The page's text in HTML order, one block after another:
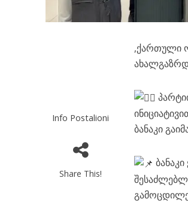
Info Postalioni
Share This!
,ქართული
ბანაკი